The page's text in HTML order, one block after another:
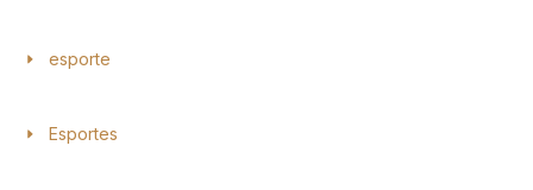
esporte
Esportes